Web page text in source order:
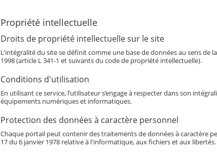
Propriété intellectuelle
Droits de propriété intellectuelle sur le site
L'intégralité du site se définit comme une base de données au sens
1998 (article L 341-1 et suivants du code de propriété intellectuelle).
Conditions d'utilisation
En utilisant ce service, l’utilisateur s’engage à respecter dans son
équipements numériques et informatiques.
Protection des données à caractère personnel
Chaque portail peut contenir des traitements de données à caractère
17 du 6 janvier 1978 relative à l'informatique, aux fichiers et aux libertés.